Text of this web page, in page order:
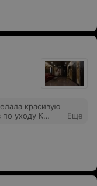
красивую
по уходу К
Еще